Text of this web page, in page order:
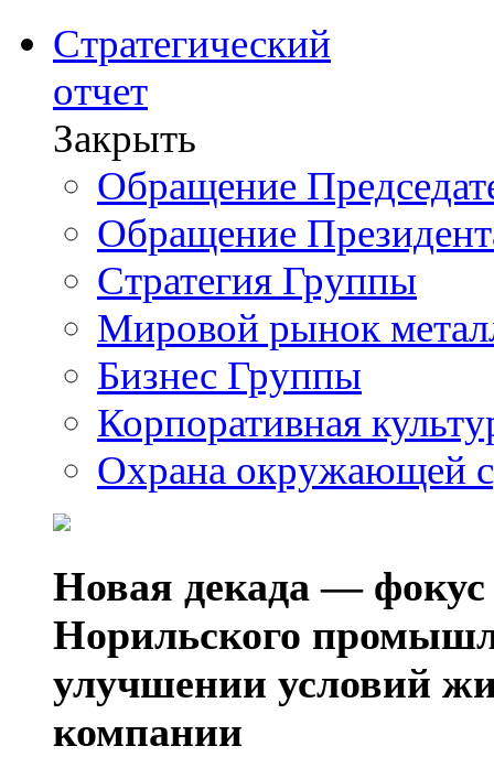
Стратегический
отчет
Закрыть
Обращение
Обращение
Стратегия Группы
Мировой рынок
Бизнес Группы
Корпоративная
Охрана окружающей
Новая декада — фокус
Норильского
улучшении условий
компании